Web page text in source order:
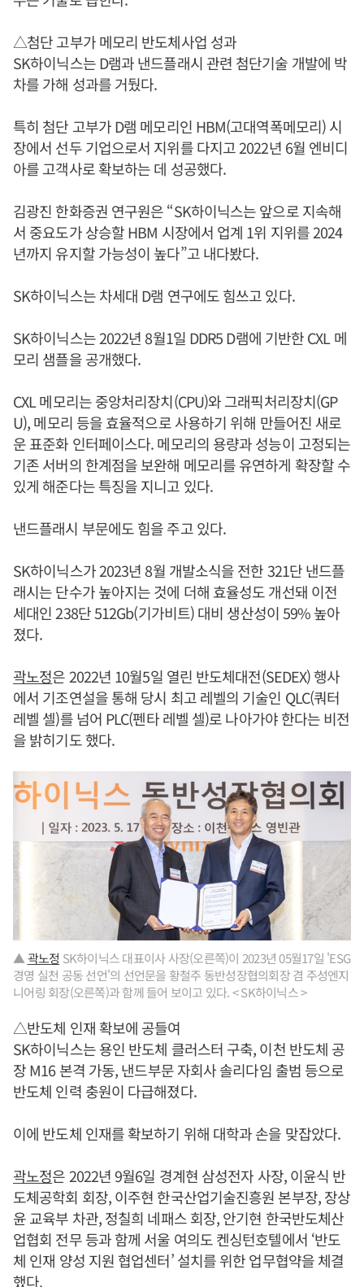
△첨단 고부가 메모리 반도체사업 성과
SK하이닉스는 D램과 낸드플래시 관련 첨단기술 개발에 박
차를 가해 성과를 거뒀다.
특히 첨단 고부가 D램 메모리인 HBM(고대역폭메모리) 시
장에서 선두 기업으로서 지위를 다지고 2022년 6월 엔비디
아를 고객사로 확보하는 데 성공했다.
김광진 한화증권 연구원은 “SK하이닉스는 앞으로 지속해
서 중요도가 상승할 HBM 시장에서 업계 1위 지위를 2024
년까지 유지할 가능성이 높다”고 내다봤다.
SK하이닉스는 차세대 D램 연구에도 힘쓰고 있다.
SK하이닉스는 2022년 8월1일 DDR5 D램에 기반한 CXL 메
모리 샘플을 공개했다.
CXL 메모리는 중앙처리장치(CPU)와 그래픽처리장치(GP
U), 메모리 등을 효율적으로 사용하기 위해 만들어진 새로
운 표준화 인터페이스다. 메모리의 용량과 성능이 고정되는
기존 서버의 한계점을 보완해 메모리를 유연하게 확장할 수
있게 해준다는 특징을 지니고 있다.
낸드플래시 부문에도 힘을 주고 있다.
SK하이닉스가 2023년 8월 개발소식을 전한 321단 낸드플
래시는 단수가 높아지는 것에 더해 효율성도 개선돼 이전
세대인 238단 512Gb(기가비트) 대비 생산성이 59% 높아
졌다.
곽노정은 2022년 10월5일 열린 반도체대전(SEDEX) 행사
에서 기조연설을 통해 당시 최고 레벨의 기술인 QLC(쿼터
레벨 셀)를 넘어 PLC(펜타 레벨 셀)로 나아가야 한다는 비전
을 밝히기도 했다.
▲곽노정 SK하이닉스 대표이사 사장(오른쪽)이 2023년 05월17일 'ESG
경영 실천 공동 선언'의 선언문을 황철주 동반성장협의회장 겸 주성엔지
니어링 회장(오른쪽)과 함께 들어 보이고 있다. < SK하이닉스 >
△반도체 인재 확보에 공들여
SK하이닉스는 용인 반도체 클러스터 구축, 이천 반도체 공
장 M16 본격 가동, 낸드부문 자회사 솔리다임 출범 등으로
반도체 인력 충원이 다급해졌다.
이에 반도체 인재를 확보하기 위해 대학과 손을 맞잡았다.
곽노정은 2022년 9월6일 경계현 삼성전자 사장, 이윤식 반
도체공학회 회장, 이주현 한국산업기술진흥원 본부장, 장상
윤 교육부 차관, 정칠희 네패스 회장, 안기현 한국반도체산
업협회 전무 등과 함께 서울 여의도 켄싱턴호텔에서 ‘반도
체 인재 양성 지원 협업센터’ 설치를 위한 업무협약을 체결
했다.